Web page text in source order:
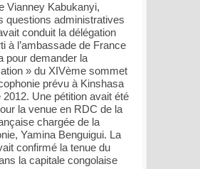
Vianney Kabukanyi,
questions administratives
conduit la délégation
à l’ambassade de France
pour demander la
» du XIVème sommet
prévu à Kinshasa
2012. Une pétition avait été
la venue en RDC de la
chargée de la
Yamina Benguigui. La
confirmé la tenue du
la capitale congolaise